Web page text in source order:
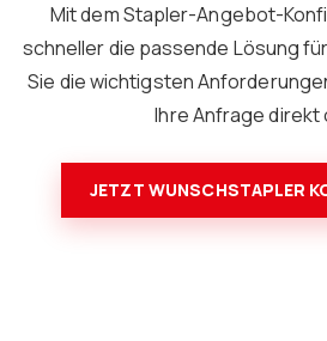
Mit dem Stapler-Angebot-
schneller die passende Lösung
Sie die wichtigsten
Ihre Anfrage direkt
JETZT WUNSCHSTAPLER